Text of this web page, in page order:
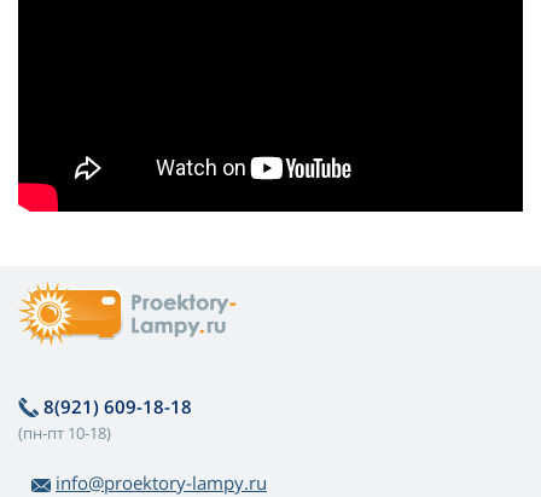
8(921) 609-18-18
(пн-пт 10-18)
info@proektory-lampy.ru